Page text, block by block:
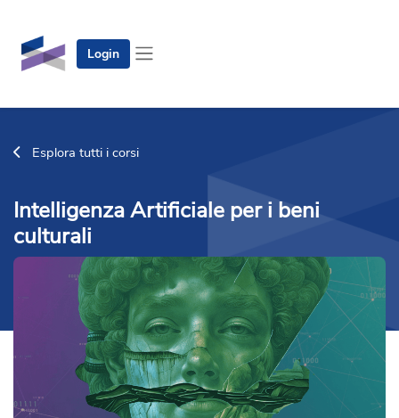
Login
Esplora tutti i corsi
Intelligenza Artificiale per i beni
culturali